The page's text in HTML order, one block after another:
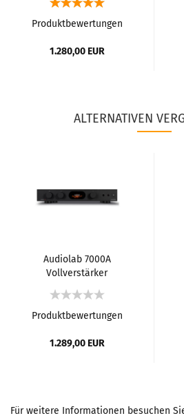
Produktbewertungen
1.280,00 EUR
ALTERNATIVEN
Audiolab 7000A
Vollverstärker
Produktbewertungen
1.289,00 EUR
Für weitere Informationen besuchen